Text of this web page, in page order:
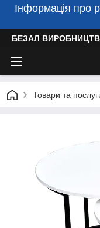
Інформація про
БЕЗАЛ
Товари та